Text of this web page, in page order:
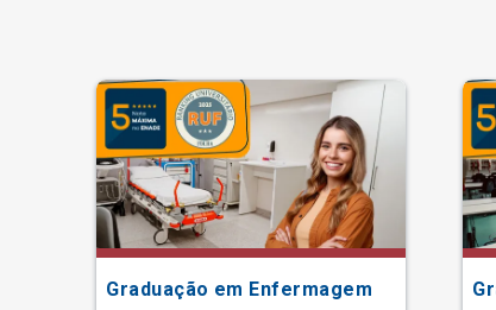
Graduação em Enfermagem